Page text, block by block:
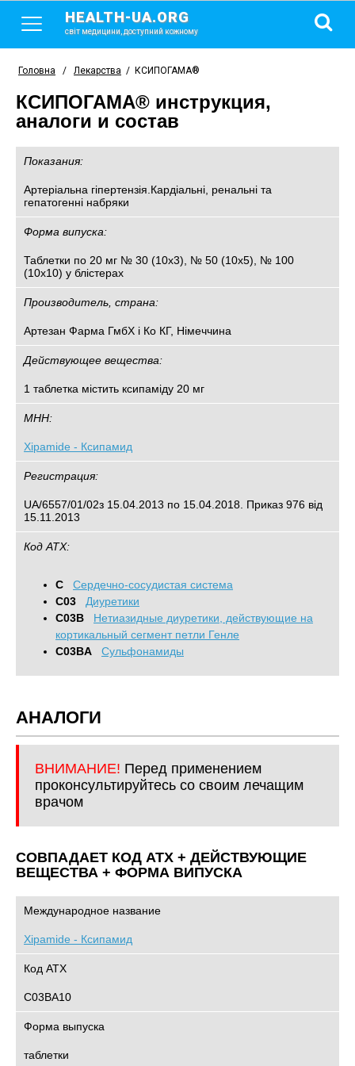
HEALTH-UA.ORG
світ медицини, доступний кожному
Головна / Лекарства / КСИПОГАМА®
КСИПОГАМА® инструкция,
аналоги и состав
Показания:
Артеріальна гіпертензія.Кардіальні, ренальні та
гепатогенні набряки
Форма випуска:
Таблетки по 20 мг № 30 (10х3), № 50 (10х5), № 100
(10х10) у блістерах
Производитель, страна:
Артезан Фарма ГмбХ і Ко КГ, Німеччина
Действующее вещества:
1 таблетка містить ксипаміду 20 мг
МНН:
Xipamide - Ксипамид
Регистрация:
UA/6557/01/02з 15.04.2013 по 15.04.2018. Приказ 976 від
15.11.2013
Код АТХ:
C
Сердечно-сосудистая система
C03
Диуретики
C03B
Нетиазидные диуретики, действующие на
кортикальный сегмент петли Генле
C03BA
Сульфонамиды
АНАЛОГИ
ВНИМАНИЕ! Перед применением
проконсультируйтесь со своим лечащим
врачом
СОВПАДАЕТ КОД ATХ + ДЕЙСТВУЮЩИЕ
ВЕЩЕСТВА + ФОРМА ВИПУСКА
Международное название
Xipamide - Ксипамид
Код АТХ
C03BA10
Форма выпуска
таблетки